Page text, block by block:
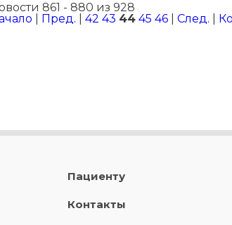
861 - 880 из 928
Пред. 42 43 44 45 46| След.
Пациенту
Контакты